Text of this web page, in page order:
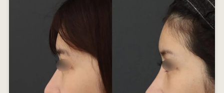
施
コ